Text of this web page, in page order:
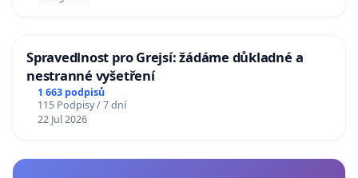
Spravedlnost pro Grejsí: žádáme důkladné a
nestranné vyšetření
1 663 podpisů
115 Podpisy / 7 dní
22 Jul 2026